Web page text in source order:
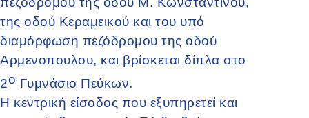
της οδού Κεραμεικού και του υπό
διαμόρφωση πεζόδρομου της οδού
Αρμενοπουλου, και βρίσκεται δίπλα στο
2ο Γυμνάσιο Πεύκων.
Η κεντρική είσοδος που εξυπηρετεί και